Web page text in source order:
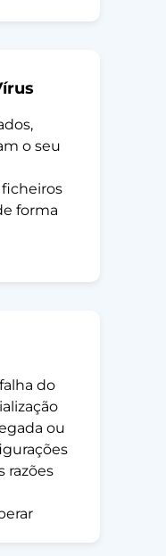
o seu
forma
do
ou
razões